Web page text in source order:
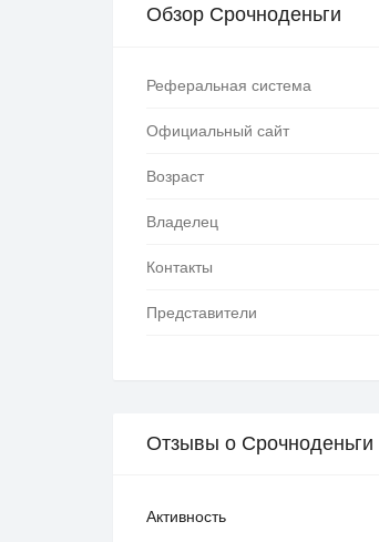
Обзор Срочноденьги
Реферальная система
Официальный сайт
Возраст
Владелец
Контакты
Представители
Отзывы о Срочноденьги
Активность